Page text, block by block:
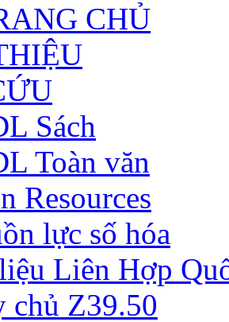
CHỦ
Sách
Toàn văn
Resources
lực số hóa
Liên Hợp
chủ Z39.50